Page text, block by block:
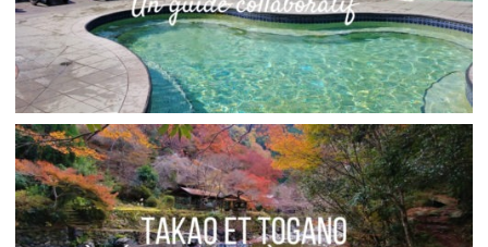
16 SOURCES CHAUDES, BAINS ET THERMES
AUTOUR DU MONDE
Audrey Afrique,Amérique du Nord,
Amérique latine,Amériques,Asie,
Blog,Europe